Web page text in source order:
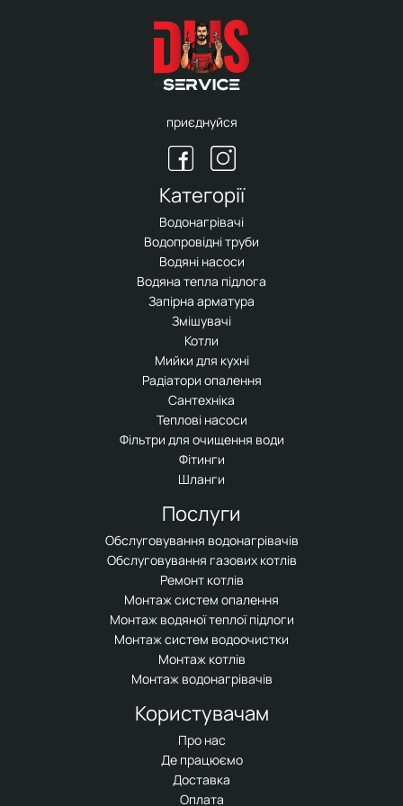
приєднуйся
Категорії
Водонагрівачі
Водопровідні труби
Водяні насоси
Водяна тепла підлога
Запірна арматура
Змішувачі
Котли
Мийки для кухні
Радіатори опалення
Сантехніка
Теплові насоси
Фільтри для очищення води
Фітинги
Шланги
Послуги
Обслуговування водонагрівачів
Обслуговування газових котлів
Ремонт котлів
Монтаж систем опалення
Монтаж водяної теплої підлоги
Монтаж систем водоочистки
Монтаж котлів
Монтаж водонагрівачів
Користувачам
Про нас
Де працюємо
Доставка
Оплата